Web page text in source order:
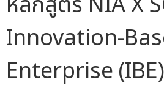
Innovation-
Enterprise